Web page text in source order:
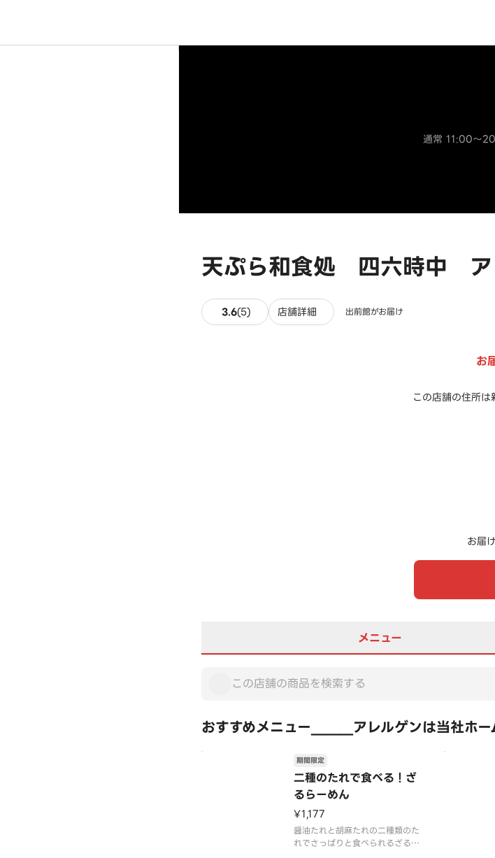
天ぷら和食処 四六時中 ア
通常 11:00～
3.6(5) 5件のレビュー
店舗詳細 出前館がお届け
お
この店舗の住所は
お届
メニュー
おすすめメニュー＿＿＿アレルゲンは当社ホー
二種のたれで食べる！ざ
るらーめん
期間限定
¥1,177
醤油たれと胡麻たれの二種類のた
れでさっぱりと食べられるざるら